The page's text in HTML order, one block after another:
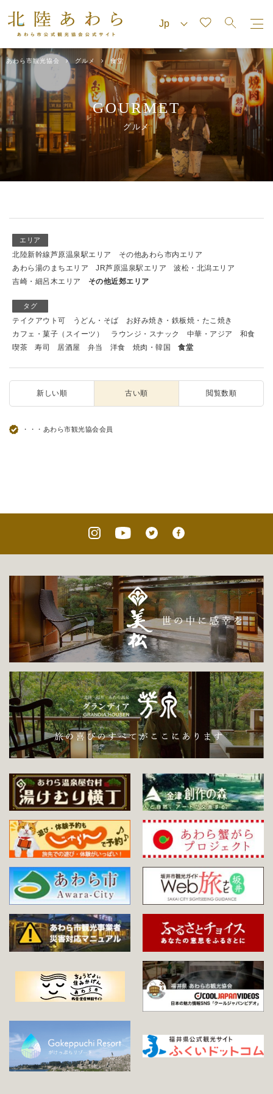
あわら市観光協会 グルメ 食堂
GOURMET
グルメ
エリア
北陸新幹線芦原温泉駅エリア
その他あわら市内エリア
あわら湯のまちエリア
JR芦原温泉駅エリア
波松・北潟エリア
吉崎・細呂木エリア
その他近郊エリア
タグ
テイクアウト可 うどん・そば
お好み焼き・鉄板焼・たこ焼き
カフェ・菓子（スイーツ）
ラウンジ・スナック 中華・アジア
和食
喫茶
寿司 居酒屋 弁当 洋食 焼肉・韓国 食堂
新しい順 古い順 閲覧数順
・・・あわら市観光協会会員